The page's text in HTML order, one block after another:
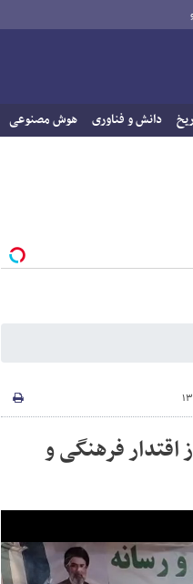
دانش و فناوری هوش مصنوعی
جلوه‌ای از اقتدار فرهنگی و